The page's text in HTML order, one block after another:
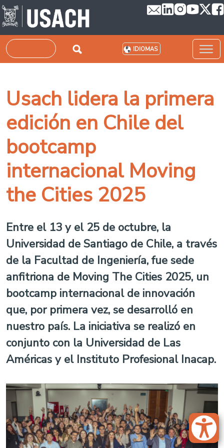
Pasar al contenido principal
Buscar IDIOMAS
Usach lidera la primera
edición en Chile del
bootcamp
internacional Moving
the Cities 2025
Entre el 13 y el 25 de octubre, la
Universidad de Santiago de Chile, a través
de la Facultad de Ingeniería, fue sede
anfitriona de Moving The Cities 2025, un
bootcamp internacional de innovación
que, por primera vez, se desarrolló en
nuestro país. La iniciativa se realizó en
conjunto con la Universidad de Las
Américas y el Instituto Profesional Inacap.